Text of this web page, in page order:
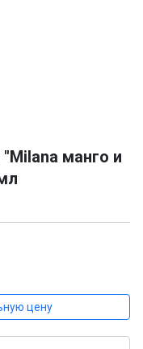
манго и
цену